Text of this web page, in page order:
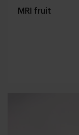
MRI fruit